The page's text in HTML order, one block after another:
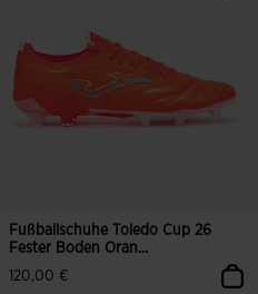
Fußballschuhe Toledo Cup 26
Fester Boden Oran...
120,00 €